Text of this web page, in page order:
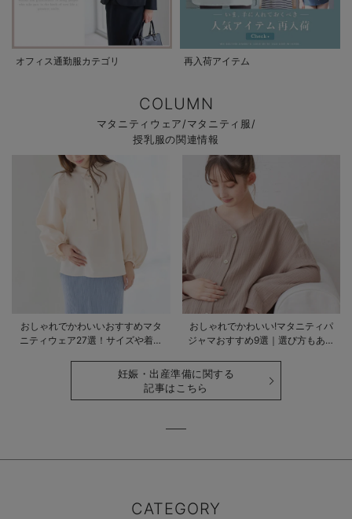
オフィス通勤服カテゴリ 再入荷アイテム
COLUMN
マタニティウェア/マタニティ服/
授乳服の関連情報
おしゃれでかわいいおすすめマタ
ニティウェア27選！サイズや着る
おしゃれでかわいい!マタニティパ
ジャマおすすめ9選｜選び方もあわ
妊娠・出産準備に関する
記事はこちら
CATEGORY